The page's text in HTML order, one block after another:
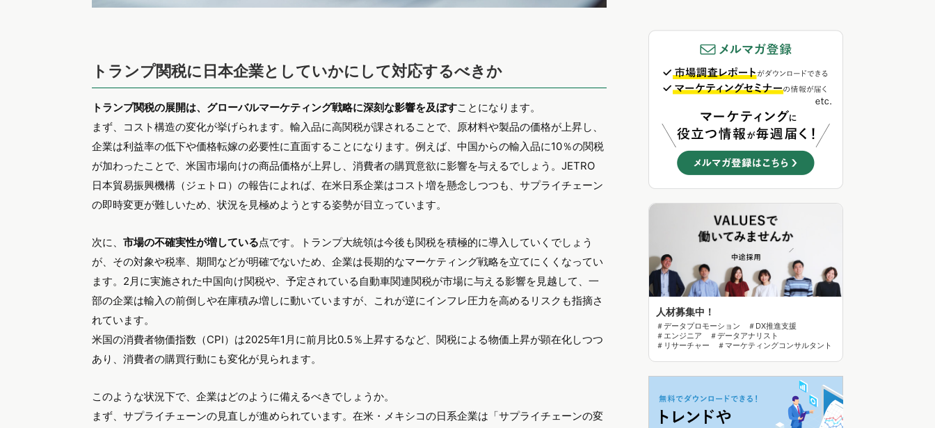
トランプ関税に日本企業としていかにして対応するべきか
トランプ関税の展開は、グローバルマーケティング戦略に深刻な影響を及ぼすことになります。
まず、コスト構造の変化が挙げられます。輸入品に高関税が課されることで、原材料や製品の価格が上昇し、
企業は利益率の低下や価格転嫁の必要性に直面することになります。例えば、中国からの輸入品に10％の関税
が加わったことで、米国市場向けの商品価格が上昇し、消費者の購買意欲に影響を与えるでしょう。JETRO
日本貿易振興機構（ジェトロ）の報告によれば、在米日系企業はコスト増を懸念しつつも、サプライチェーン
の即時変更が難しいため、状況を見極めようとする姿勢が目立っています。
次に、 市場の不確実性が増している点です。トランプ大統領は今後も関税を積極的に導入していくでしょう
が、その対象や税率、期間などが明確でないため、企業は長期的なマーケティング戦略を立てにくくなってい
ます。2月に実施された中国向け関税や、予定されている自動車関連関税が市場に与える影響を見越して、一
部の企業は輸入の前倒しや在庫積み増しに動いていますが、これが逆にインフレ圧力を高めるリスクも指摘さ
れています。
米国の消費者物価指数（CPI）は2025年1月に前月比0.5％上昇するなど、関税による物価上昇が顕在化しつつ
あり、消費者の購買行動にも変化が見られます。
このような状況下で、企業はどのように備えるべきでしょうか。
まず、サプライチェーンの見直しが進められています。在米・メキシコの日系企業は「サプライチェーンの変
人材募集中！
＃データプロモーション ＃DX推進支援
＃エンジニア ＃データアナリスト
＃リサーチャー ＃マーケティングコンサルタント